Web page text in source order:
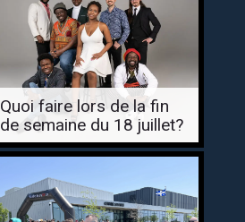
Quoi faire lors de la fin
de semaine du 18 juillet?